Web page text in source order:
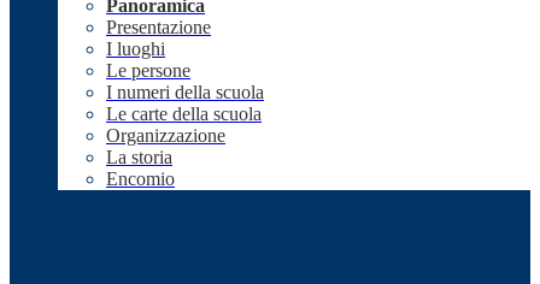
Panoramica
Presentazione
I luoghi
Le persone
I numeri della scuola
Le carte della scuola
Organizzazione
La storia
Encomio